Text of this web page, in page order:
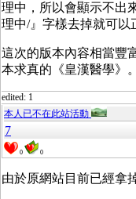
理中，所以會顯示不出
理中/』字樣去掉就可以
這次的版本內容相當豐
本求真的《皇漢醫學》。
edited: 1
本人已不在此站活動
7
0 0
由於原網站目前已經拿